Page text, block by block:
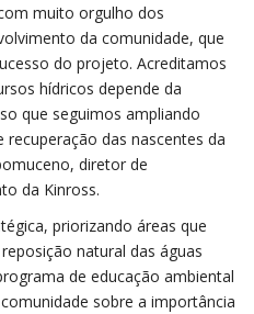
muito orgulho dos
da comunidade, que
do projeto. Acreditamos
hídricos depende da
que seguimos ampliando
das nascentes da
diretor de
da Kinross.
priorizando áreas que
natural das águas
de educação ambiental
sobre a importância